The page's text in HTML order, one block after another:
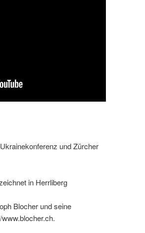
und Zürcher
in Herrliberg
Blocher und seine